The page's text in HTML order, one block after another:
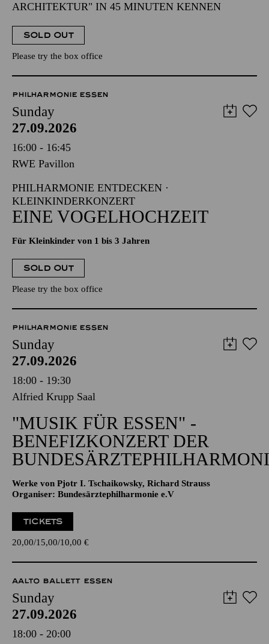
ARCHITEKTUR" IN 45 MINUTEN KENNEN
SOLD OUT
Please try the box office
PHILHARMONIE ESSEN
Sunday
27.09.2026
16:00 - 16:45
RWE Pavillon
PHILHARMONIE ENTDECKEN ·
KLEINKINDERKONZERT
EINE VOGELHOCHZEIT
Für Kleinkinder von 1 bis 3 Jahren
SOLD OUT
Please try the box office
PHILHARMONIE ESSEN
Sunday
27.09.2026
18:00 - 19:30
Alfried Krupp Saal
"MUSIK FÜR ESSEN" -
BENEFIZKONZERT DER
Werke von Pjotr I. Tschaikowsky, Richard Strauss
Organiser: Bundesärztephilharmonie e.V
TICKETS
20,00 15,00 10,00 €
AALTO BALLETT ESSEN
Sunday
27.09.2026
18:00 - 20:00